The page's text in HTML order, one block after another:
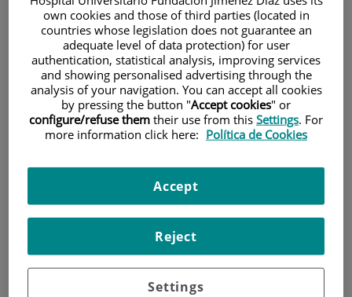
Investigación
Docencia
own cookies and those of third parties (located in
countries whose legislation does not guarantee an
adequate level of data protection) for user
authentication, statistical analysis, improving services
and showing personalised advertising through the
analysis of your navigation. You can accept all cookies
by pressing the button "Accept cookies" or
configure/refuse them their use from this Settings. For
more information click here: Política de Cookies
Settings
Reject
Accept